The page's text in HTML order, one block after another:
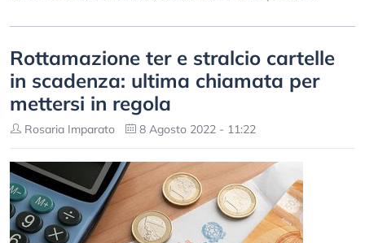
Rottamazione ter e stralcio cartelle
in scadenza: ultima chiamata per
mettersi in regola
Rosaria Imparato 8 Agosto 2022 - 11:22